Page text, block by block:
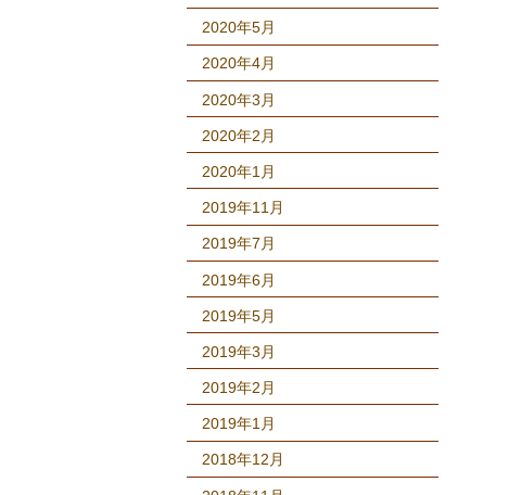
2020年5月
2020年4月
2020年3月
2020年2月
2020年1月
2019年11月
2019年7月
2019年6月
2019年5月
2019年3月
2019年2月
2019年1月
2018年12月